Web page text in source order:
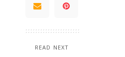
READ NEXT